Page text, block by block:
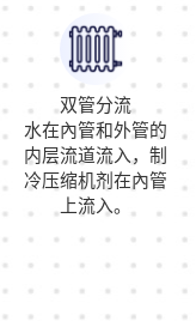
双管分流
水在內管和外管的
内层流道流入，制
冷压缩机剂在內管
上流入。